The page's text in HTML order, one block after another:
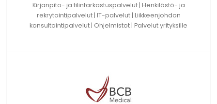
Kirjanpito- ja tilintarkastuspalvelut | Henkilöstö- ja
rekrytointipalvelut | IT-palvelut | Liikkeenjohdon
konsultointipalvelut | Ohjelmistot | Palvelut yrityksille